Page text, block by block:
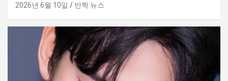
2026년 6월 10일 반짝 뉴스